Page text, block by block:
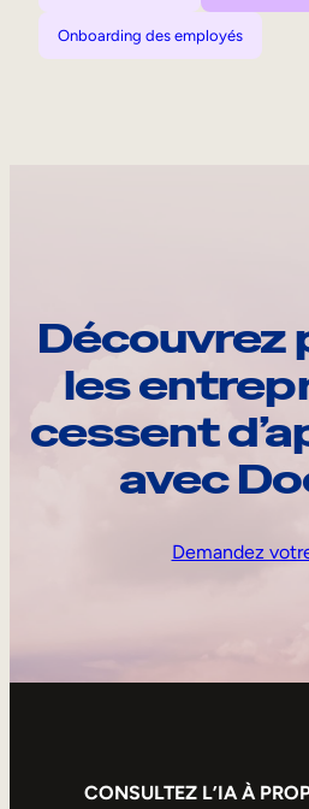
Onboarding des employés
Découvrez
les
cessent
avec
Demandez
CONSULTEZ L’IA À